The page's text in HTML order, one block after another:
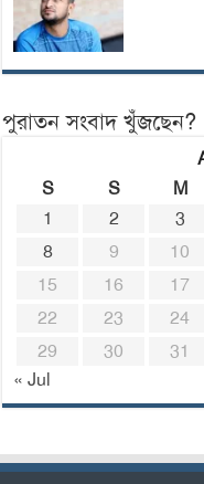
পুরাতন সংবাদ খুঁজছেন?
S
S M
1
2 3
8
9 10
15
16 17
22
23 24
29
30
31
« Jul